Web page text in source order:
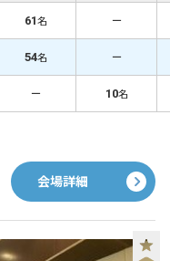
61名 －
54名 －
－ 10名
会場詳細